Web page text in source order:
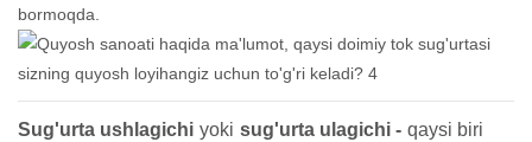
bormoqda.
Sug'urta ushlagichi yoki sug'urta ulagichi - qaysi biri